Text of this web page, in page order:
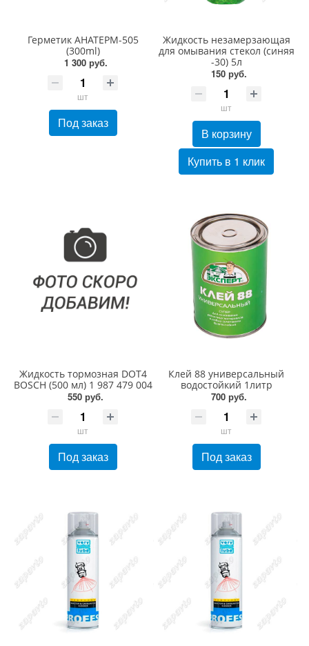
Герметик АНАТЕРМ-505
(300ml)
1 300 руб.
шт
Под заказ
Жидкость незамерзающая
для омывания стекол (синяя
-30) 5л
150 руб.
шт
В корзину
Купить в 1 клик
Жидкость тормозная DOT4
BOSCH (500 мл) 1 987 479 004
550 руб.
шт
Под заказ
Клей 88 универсальный
водостойкий 1литр
700 руб.
шт
Под заказ